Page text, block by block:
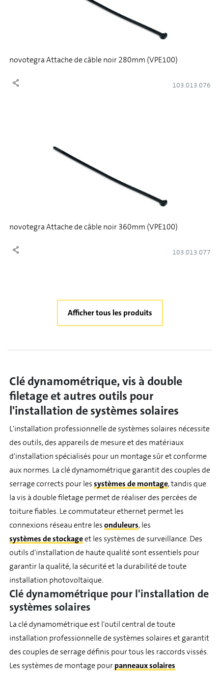
novotegra Attache de câble noir 280mm (VPE100)
103.013.076
novotegra Attache de câble noir 360mm (VPE100)
103.013.077
Afficher tous les produits
Clé dynamométrique, vis à double
filetage et autres outils pour
l'installation de systèmes solaires
L'installation professionnelle de systèmes solaires nécessite
des outils, des appareils de mesure et des matériaux
d'installation spécialisés pour un montage sûr et conforme
aux normes. La clé dynamométrique garantit des couples de
serrage corrects pour lessystèmes de montage, tandis que
la vis à double filetage permet de réaliser des percées de
toiture fiables. Le commutateur ethernet permet les
connexions réseau entre lesonduleurs, les
systèmes de stockageet les systèmes de surveillance. Des
outils d'installation de haute qualité sont essentiels pour
garantir la qualité, la sécurité et la durabilité de toute
installation photovoltaïque.
Clé dynamométrique pour l'installation de
systèmes solaires
La clé dynamométrique est l'outil central de toute
installation professionnelle de systèmes solaires et garantit
des couples de serrage définis pour tous les raccords vissés.
Les systèmes de montage pourpanneaux solaires